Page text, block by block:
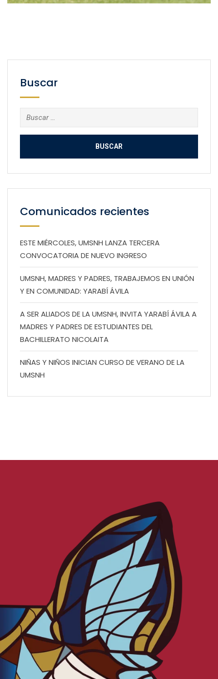
Buscar
Buscar:
Comunicados recientes
ESTE MIÉRCOLES, UMSNH LANZA TERCERA
CONVOCATORIA DE NUEVO INGRESO
UMSNH, MADRES Y PADRES, TRABAJEMOS EN UNIÓN
Y EN COMUNIDAD: YARABÍ ÁVILA
A SER ALIADOS DE LA UMSNH, INVITA YARABÍ ÁVILA A
MADRES Y PADRES DE ESTUDIANTES DEL
BACHILLERATO NICOLAITA
NIÑAS Y NIÑOS INICIAN CURSO DE VERANO DE LA
UMSNH